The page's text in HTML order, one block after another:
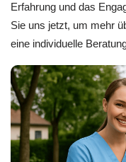
Erfahrung und das
Sie uns jetzt, um mehr
eine individuelle